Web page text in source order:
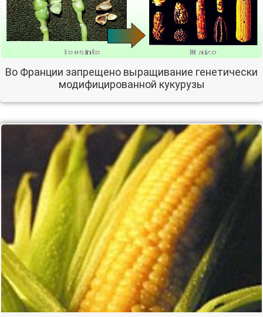
Во Франции запрещено выращивание генетически
модифицированной кукурузы